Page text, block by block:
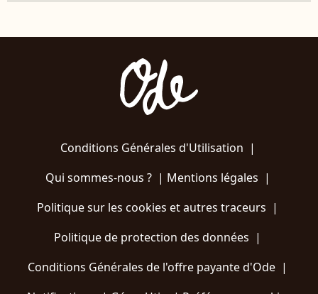
Conditions Générales d'Utilisation |
Qui sommes-nous ?| Mentions légales |
Politique sur les cookies et autres traceurs |
Politique de protection des données |
Conditions Générales de l'offre payante d'Ode |